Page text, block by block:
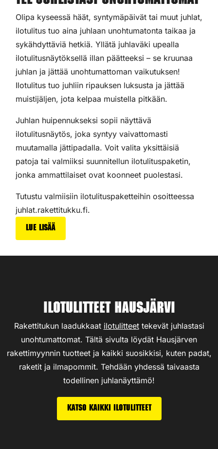
Olipa kyseessä häät, syntymäpäivät tai muut juhlat,
ilotulitus tuo aina juhlaan unohtumatonta taikaa ja
sykähdyttäviä hetkiä. Yllätä juhlaväki upealla
ilotulitusnäytöksellä illan päätteeksi – se kruunaa
juhlan ja jättää unohtumattoman vaikutuksen!
Ilotulitus tuo juhliin ripauksen luksusta ja jättää
muistijäljen, jota kelpaa muistella pitkään.
Juhlan huipennukseksi sopii näyttävä
ilotulitusnäytös, joka syntyy vaivattomasti
muutamalla jättipadalla. Voit valita yksittäisiä
patoja tai valmiiksi suunnitellun ilotulituspaketin,
jonka ammattilaiset ovat koonneet puolestasi.
Tutustu valmiisiin ilotulituspaketteihin osoitteessa
juhlat.rakettitukku.fi.
Lue lisää
Ilotulitteet Hausjärvi
Rakettitukun laadukkaat ilotulitteettekevät juhlastasi
unohtumattomat. Tältä sivulta löydät Hausjärven
rakettimyynnin tuotteet ja kaikki suosikkisi, kuten padat,
raketit ja ilmapommit. Tehdään yhdessä taivaasta
todellinen juhlanäyttämö!
Katso kaikki ilotulitteet